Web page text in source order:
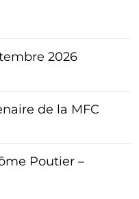
2026
de la MFC
Poutier –